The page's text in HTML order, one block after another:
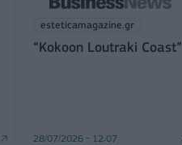
esteticamagazine.gr
“Kokoon Loutraki Coast”
28/07/2026 - 12:07